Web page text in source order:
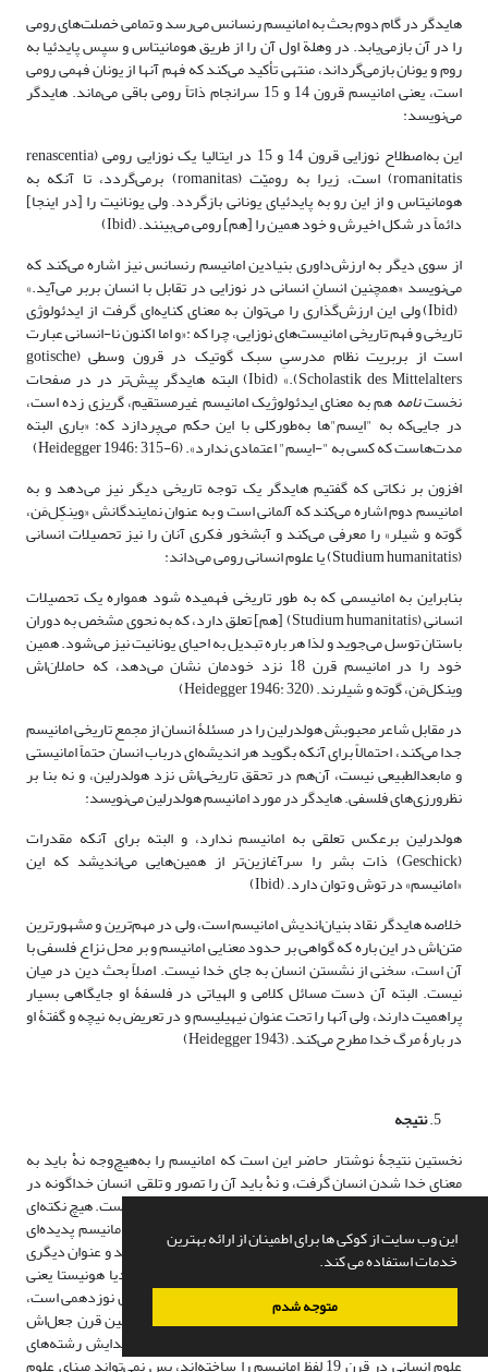
این وب سایت از کوکی ها برای اطمینان از ارائه بهترین
خدمات استفاده می کند.
متوجه شدم
هایدگر در گام دوم بحث به امانیسم رنسانس می‌رسد و تمامی خصلت‌های رومی
را در آن بازمی‌یابد. در وهلة اول آن را از طریق هومانیتاس و سپس پایدئیا به
روم و یونان بازمی‌گرداند، منتهی تأکید می‌کند که فهم آنها از یونان فهمی رومی
است، یعنی امانیسم قرون 14 و 15 سرانجام ذاتاً رومی باقی می‌ماند. هایدگر
می‌نویسد:
این به‌اصطلاح نوزایی قرون 14 و 15 در ایتالیا یک نوزایی رومی (renascentia
romanitatis) است، زیرا به رومیّت (romanitas) برمی‌گردد، تا آنکه به
هومانیتاس و از این ‌رو به پایدئیای یونانی بازگردد. ولی یونانیت را [در اینجا]
دائماً در شکل اخیرش و خود همین را [هم] رومی می‌بینند. (Ibid)
از سوی دیگر به ارزش‌داوری بنیادین امانیسم رنسانس نیز اشاره می‌کند که
می‌نویسد «همچنین انسانِ انسانی در نوزایی در تقابل با انسان بربر می‌آید.»
(Ibid) ولی این ارزش‌گذاری را می‌توان به معنای کنایه‌ای گرفت از ایدئولوژی
تاریخی و فهم تاریخی امانیست‌های نوزایی، چرا که :«و اما اکنون نا-انسانی عبارت‌
است از بربریت نظام مدرسیِ سبک گوتیک در قرون وسطی (gotische
Scholastik des Mittelalters).» (Ibid) البته هایدگر پیش‌تر در در صفحات
نخستنامههم به معنای ایدئولوژیک امانیسم غیرمستقیم، گریزی زده است،
در جایی‌که به "ایسم"ها به‌طورکلی با این حکم می‌پردازد که: «باری البته
مدت‌هاست که کسی به "-ایسم" اعتمادی ندارد». (Heidegger 1946: 315-6)
افزون بر نکاتی که گفتیم هایدگر یک توجه تاریخی دیگر نیز می‌دهد و به
امانیسم دوم اشاره می‌کند که آلمانی است و به عنوان نمایندگانش «وینکِل‌مَن،
گوته و شیلر» را معرفی می‌کند و آبشخور فکری آنان را نیز تحصیلات انسانی
(Stu­dium humanitatis) یا علوم انسانی رومی می‌داند:
بنابراین به امانیسمی که به طور تاریخی فهمیده شود همواره یک تحصیلات
انسانی (Stu­dium humanitatis) [هم] تعلق دارد، که به نحوی مشخص به دوران
باستان توسل می‌جوید و لذا هر باره تبدیل به احیای یونانیت نیز می‌شود. همین
خود را در امانیسم قرن 18 نزد خودمان نشان می‌دهد، که حاملان‌اش
وینکل‌مَن، گوته و شیلرند. (Heidegger 1946: 320)
در مقابل شاعر محبوبش هولدرلین را در مسئلۀ انسان از مجمع تاریخی امانیسم
جدا می‌کند، احتمالاً برای آنکه بگوید هر اندیشه‌ای درباب انسان حتماً امانیستی
و مابعدالطبیعی نیست، آن‌هم در تحقق تاریخی‌اش نزد هولدرلین، و نه بنا بر
نظرورزی‌های فلسفی. هایدگر در مورد امانیسم هولدرلین می‌نویسد:
هولدرلین برعکس تعلقی به امانیسم ندارد، و البته برای آنکه مقدرات
(Geschick) ذات بشر را سرآغازین‌تر از همین‌هایی می‌اندیشد که این
«امانیسم» در توش و توان دارد. (Ibid)
خلاصه هایدگر نقاد بنیان‌اندیش امانیسم است، ولی در مهم‌ترین و مشهورترین
متن‌اش در این باره که گواهی بر حدود معنایی امانیسم و بر محل نزاع فلسفی با
آن است، سخنی از نشستن انسان به جای خدا نیست. اصلاً بحث دین در میان
نیست. البته آن دست مسائل کلامی و الهیاتی در فلسفۀ او جایگاهی بسیار
پراهمیت دارند، ولی آنها را تحت عنوان نیهیلیسم و در تعریض به نیچه و گفتۀ او
در بارۀ مرگ خدا مطرح می‌کند. (Heidegger 1943)
نتیجه
نخستین نتیجۀ نوشتار حاضر این است که امانیسم را به‌هیچ‌وجه نهْ باید به
معنای خدا شدن انسان گرفت، و نهْ باید آن را تصور و تلقی انسان خداگونه در
بنیان و بنیاد علوم انسانی دانست که از آنِ غربیان کافرکیش است. هیچ نکته‌ای
از این نامعادله درست نیست، اگر نگاه‌مان بر تاریخ باشد. امانیسم پدیده‌ای
تاریخی‌ است که با علوم انسانی در بامداد دورۀ جدید پدید آمد و عنوان دیگری
است بر نوزایی/ رنسانس. این لفظ باقی‌ ماندۀ اصطلاح ستودیا هونیستا یعنی
علوم انسانی است و مصطلح همان دوره. لفظ امانیسم جعل قرن نوزدهمی است،
درست همانند اصطلاح رنسانس که یاکوب بورکهارت در همین قرن جعل‌اش
کرد، یعنی در عصر ایدئولوژی‌ها. بنابراین مدت‌ها پس از پیدایش رشته‌های